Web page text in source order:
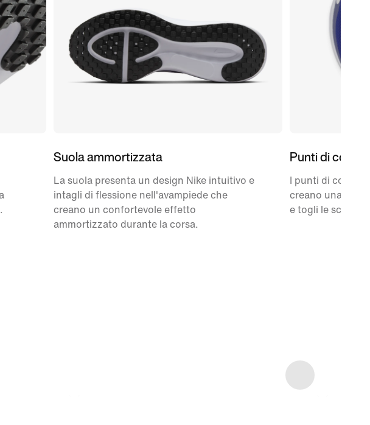
Suola ammortizzata
La suola presenta un design Nike intuitivo e
intagli di flessione nell'avampiede che
creano un confortevole effetto
ammortizzato durante la corsa.
Punti di
I punti di
creano una
e togli le scarpe.